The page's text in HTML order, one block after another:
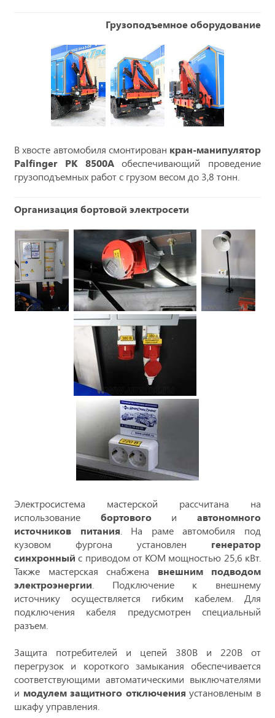
Грузоподъемное оборудование
В хвосте автомобиля смонтирован кран-манипулятор
Palfinger РK 8500Аобеспечивающий проведение
грузоподъемных работ с грузом весом до 3,8 тонн.
Организация бортовой электросети
Электросистема мастерской рассчитана на
использование бортовогоиавтономного
источников питания. На раме автомобиля под
кузовом фургона установлен генератор
синхронный с приводом от КОМ мощностью 25,6 кВт.
Также мастерская снабжена внешним подводом
электроэнергии. Подключение к внешнему
источнику осуществляется гибким кабелем. Для
подключения кабеля предусмотрен специальный
разъем.
Защита потребителей и цепей 380В и 220В от
перегрузок и короткого замыкания обеспечивается
соответствующими автоматическими выключателями
и модулем защитного отключения установленым в
шкафу управления.